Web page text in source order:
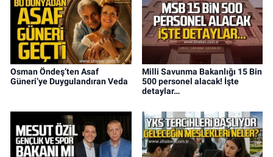
Osman Öndeş’ten Asaf
Güneri’ye Duygulandıran Veda
Milli Savunma Bakanlığı 15 Bin
500 personel alacak! İşte
detaylar…